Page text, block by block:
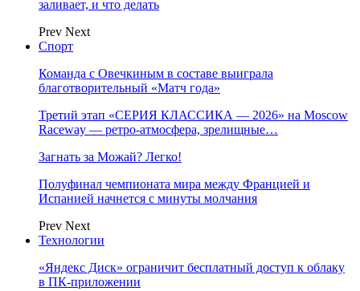
заливает, и что делать
Prev Next
Спорт
Команда с Овечкиным в составе выиграла
благотворительный «Матч года»
Третий этап «СЕРИЯ КЛАССИКА — 2026» на Moscow
Raceway — ретро‑атмосфера, зрелищные…
Загнать за Можай? Легко!
Полуфинал чемпионата мира между Францией и
Испанией начнется с минуты молчания
Prev Next
Технологии
«Яндекс Диск» ограничит бесплатный доступ к облаку
в ПК-приложении